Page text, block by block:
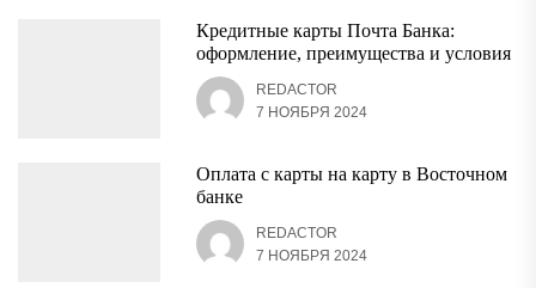
Кредитные карты Почта Банка:
оформление, преимущества и условия
REDACTOR
7 НОЯБРЯ 2024
Оплата с карты на карту в Восточном
банке
REDACTOR
7 НОЯБРЯ 2024